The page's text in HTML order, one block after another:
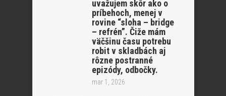
uvažujem skôr ako o
príbehoch, menej v
rovine “sloha – bridge
– refrén”. Čiže mám
väčšinu času potrebu
robit v skladbách aj
rôzne postranné
epizódy, odbočky.
mar 1, 2026